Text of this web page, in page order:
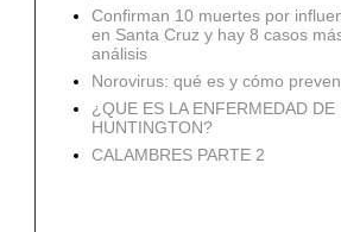
Confirman 10 muertes por
en Santa Cruz y hay 8 casos
análisis
Norovirus: qué es y cómo
¿QUE ES LA ENFERMEDAD DE
HUNTINGTON?
CALAMBRES PARTE 2